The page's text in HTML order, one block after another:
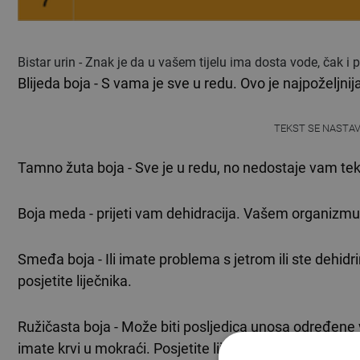
Bistar urin - Znak je da u vašem tijelu ima dosta vode, čak i
Blijeda boja - S vama je sve u redu. Ovo je
TEKST SE
Tamno žuta boja - Sve je u redu, no nedostaje vam
Boja meda - prijeti vam dehidracija. Vašem
Smeđa boja - Ili imate problema s jetrom ili ste
posjetite liječnika.
Ružičasta boja - Može biti posljedica unosa
imate krvi u mokraći. Posjetite liječnika jer možete